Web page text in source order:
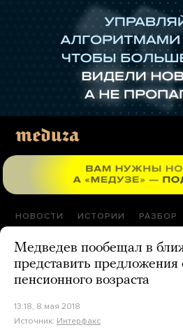
НОВОСТИ ИСТОРИИ РАЗБОР
Медведев пообещал в
представить
пенсионного возраста
13:18, 8 мая 2018
Источник: Интерфакс